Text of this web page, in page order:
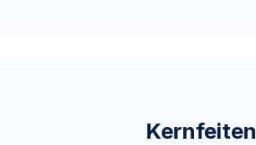
Kernfeiten